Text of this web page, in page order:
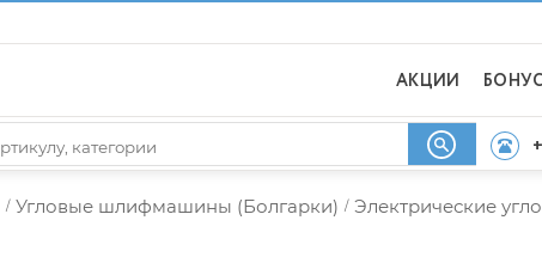
АКЦИИ
/ Угловые шлифмашины (Болгарки) / Электрические